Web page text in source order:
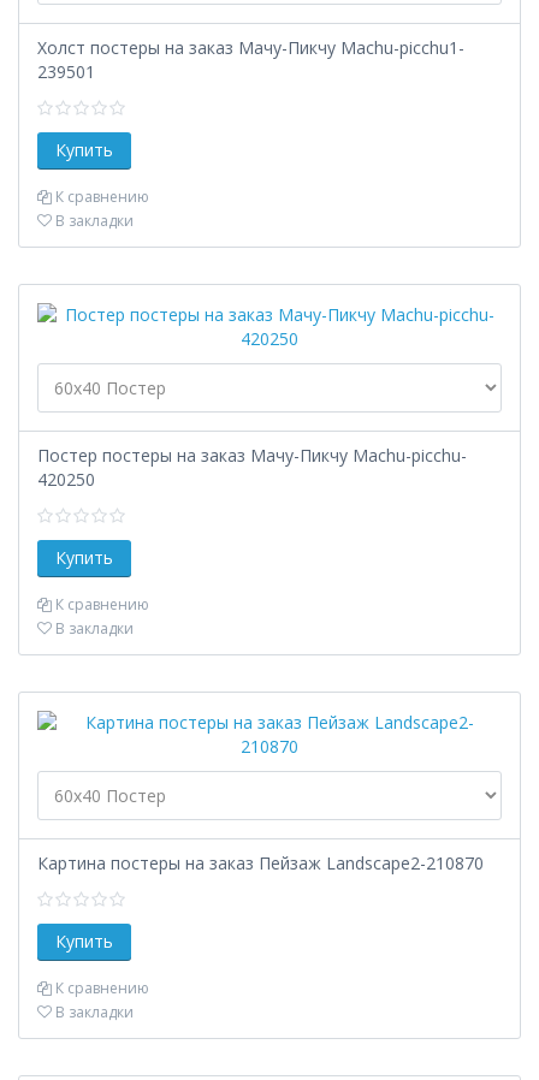
Холст постеры на заказ Мачу-Пикчу Machu-picchu1-
239501
К сравнению
В закладки
Постер постеры на заказ Мачу-Пикчу Machu-picchu-
420250
К сравнению
В закладки
Картина постеры на заказ Пейзаж Landscape2-210870
К сравнению
В закладки